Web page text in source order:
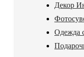
Декор
Одежда